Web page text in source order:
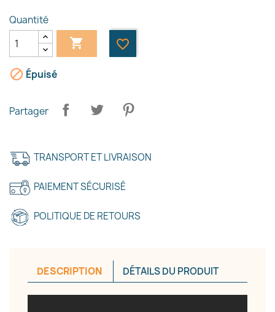
Quantité
 favorite_border
 Épuisé
Partager
TRANSPORT ET LIVRAISON
PAIEMENT SÉCURISÉ
POLITIQUE DE RETOURS
DESCRIPTION DÉTAILS DU PRODUIT